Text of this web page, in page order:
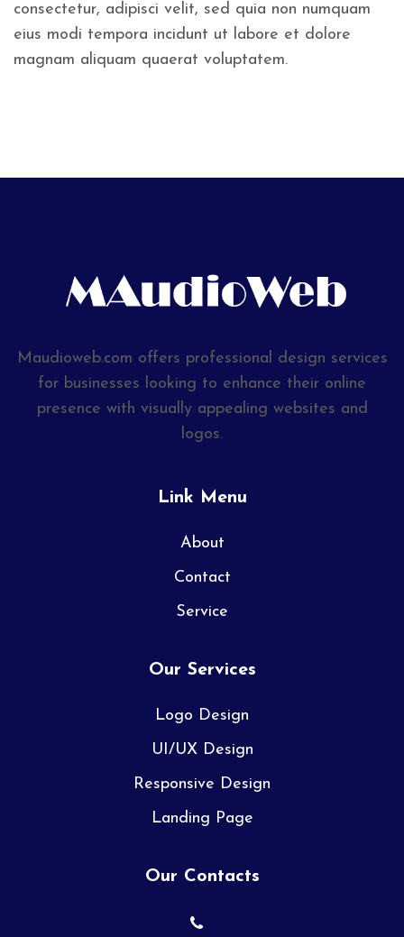
consectetur, adipisci velit, sed quia non numquam
eius modi tempora incidunt ut labore et dolore
magnam aliquam quaerat voluptatem.
Maudioweb.com offers professional design services
for businesses looking to enhance their online
presence with visually appealing websites and
logos.
Link Menu
About
Contact
Service
Our Services
Logo Design
UI/UX Design
Responsive Design
Landing Page
Our Contacts